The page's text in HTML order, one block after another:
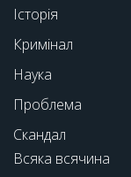
Історія
Кримінал
Наука
Проблема
Скандал
Всяка всячина